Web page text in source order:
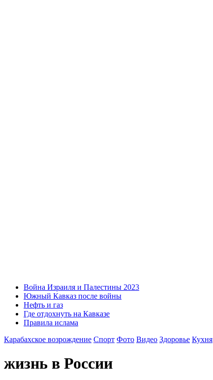
Война Израиля и Палестины 2023
Южный Кавказ после войны
Нефть и газ
Где отдохнуть на Кавказе
Правила ислама
Карабахское возрождение Спорт Фото Видео Здоровье Кухня
жизнь в России